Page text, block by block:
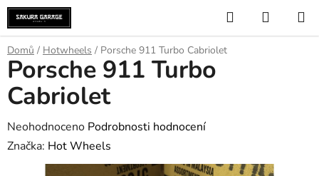
Přejít
na
obsah
Hledat
KOŠÍK
Domů / Hotwheels / Porsche 911 Turbo Cabriolet
Porsche 911 Turbo
Cabriolet
Průměrné
hodnocení
produktu
Neohodnoceno Podrobnosti hodnocení
Značka: Hot Wheels